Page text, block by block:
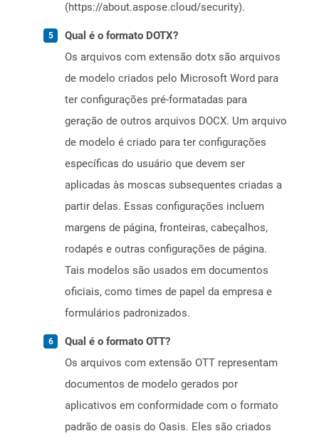
(https://about.aspose.cloud/security).
Qual é o formato DOTX?
Os arquivos com extensão dotx são arquivos
de modelo criados pelo Microsoft Word para
ter configurações pré-formatadas para
geração de outros arquivos DOCX. Um arquivo
de modelo é criado para ter configurações
específicas do usuário que devem ser
aplicadas às moscas subsequentes criadas a
partir delas. Essas configurações incluem
margens de página, fronteiras, cabeçalhos,
rodapés e outras configurações de página.
Tais modelos são usados ​​em documentos
oficiais, como times de papel da empresa e
formulários padronizados.
Qual é o formato OTT?
Os arquivos com extensão OTT representam
documentos de modelo gerados por
aplicativos em conformidade com o formato
padrão de oasis do Oasis. Eles são criados